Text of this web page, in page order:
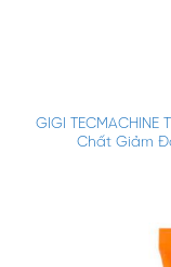
GIGI TECMACHINE
Chất Giảm